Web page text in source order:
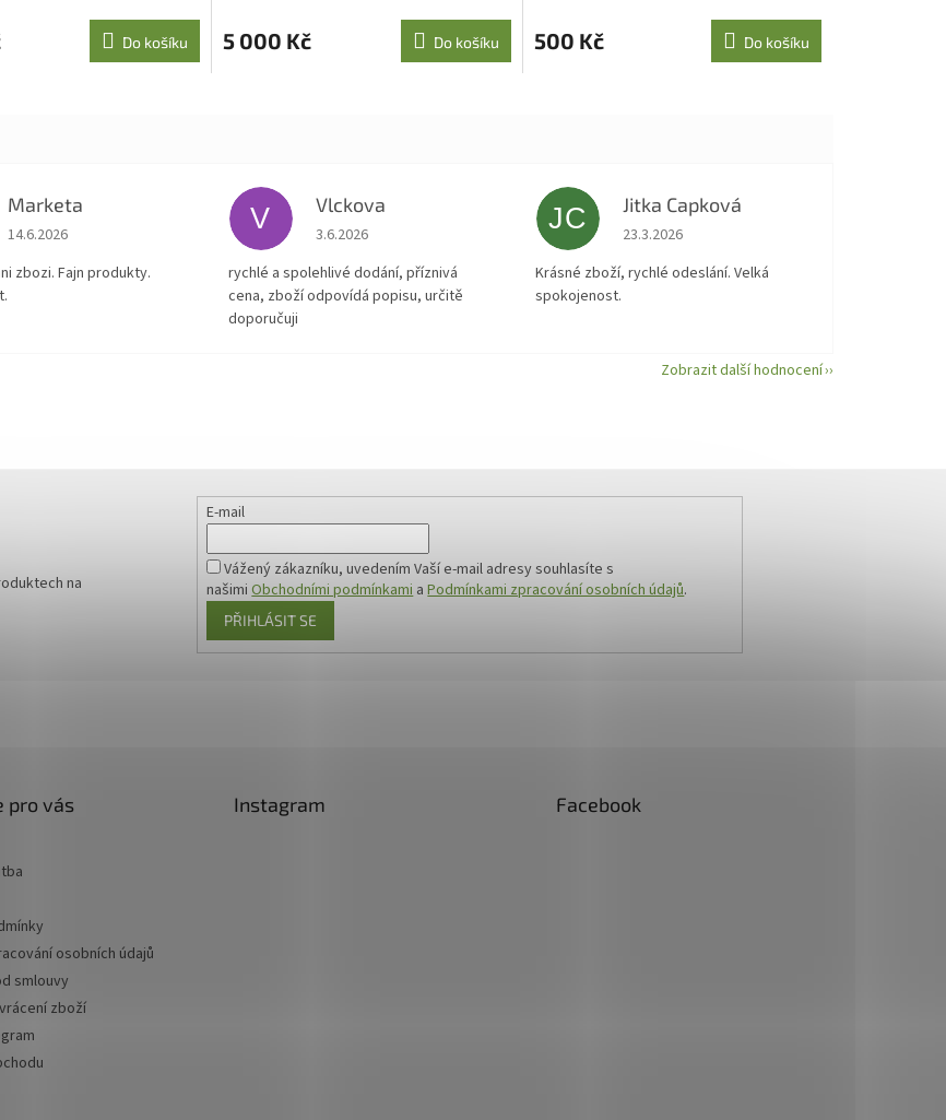
Do košíku 5 000 Kč Do košíku 500 Kč Do košíku
Marketa
Hodnocení obchodu je 5 z 5 hvězdiček.
14.6.2026
zbozi. Fajn produkty.
V Vlckova
Hodnocení obchodu je 5 z 5 hvězdiček.
3.6.2026
rychlé a spolehlivé dodání, příznivá
cena, zboží odpovídá popisu, určitě
doporučuji
JC Jitka Capková
Hodnocení obchodu je 5 z 5 hvězdiček.
23.3.2026
Krásné zboží, rychlé odeslání. Velká
spokojenost.
Zobrazit další hodnocení
na
E-mail
Vážený zákazníku, uvedením Vaší e-mail adresy souhlasíte s
našimiObchodními podmínkamiaPodmínkami zpracování osobních údajů.
PŘIHLÁSIT SE
pro vás
osobních údajů
smlouvy
zboží
Instagram Facebook